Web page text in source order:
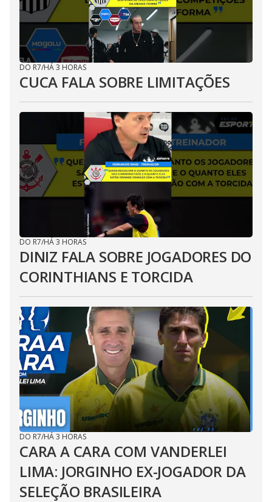
DO R7/HÁ 3 HORAS
CUCA FALA SOBRE LIMITAÇÕES
DO R7/HÁ 3 HORAS
DINIZ FALA SOBRE JOGADORES DO
CORINTHIANS E TORCIDA
DO R7/HÁ 3 HORAS
CARA A CARA COM VANDERLEI
LIMA: JORGINHO EX-JOGADOR DA
SELEÇÃO BRASILEIRA